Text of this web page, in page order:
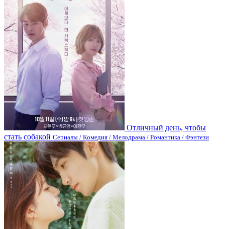
Отличный день, чтобы
стать собакой Сериалы / Комедия / Мелодрама / Романтика / Фэнтези